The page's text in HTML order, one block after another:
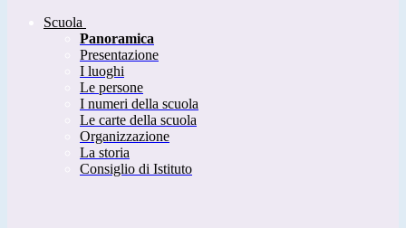
Scuola
Panoramica
Presentazione
I luoghi
Le persone
I numeri della scuola
Le carte della scuola
Organizzazione
La storia
Consiglio di Istituto